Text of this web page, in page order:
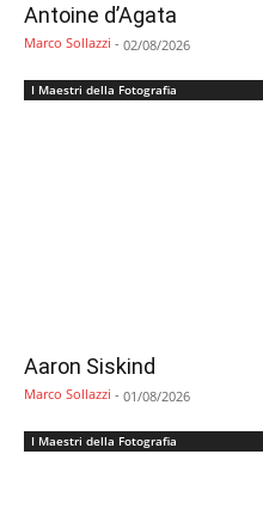
Antoine d’Agata
Marco Sollazzi - 02/08/2026
I Maestri della Fotografia
Aaron Siskind
Marco Sollazzi - 01/08/2026
I Maestri della Fotografia